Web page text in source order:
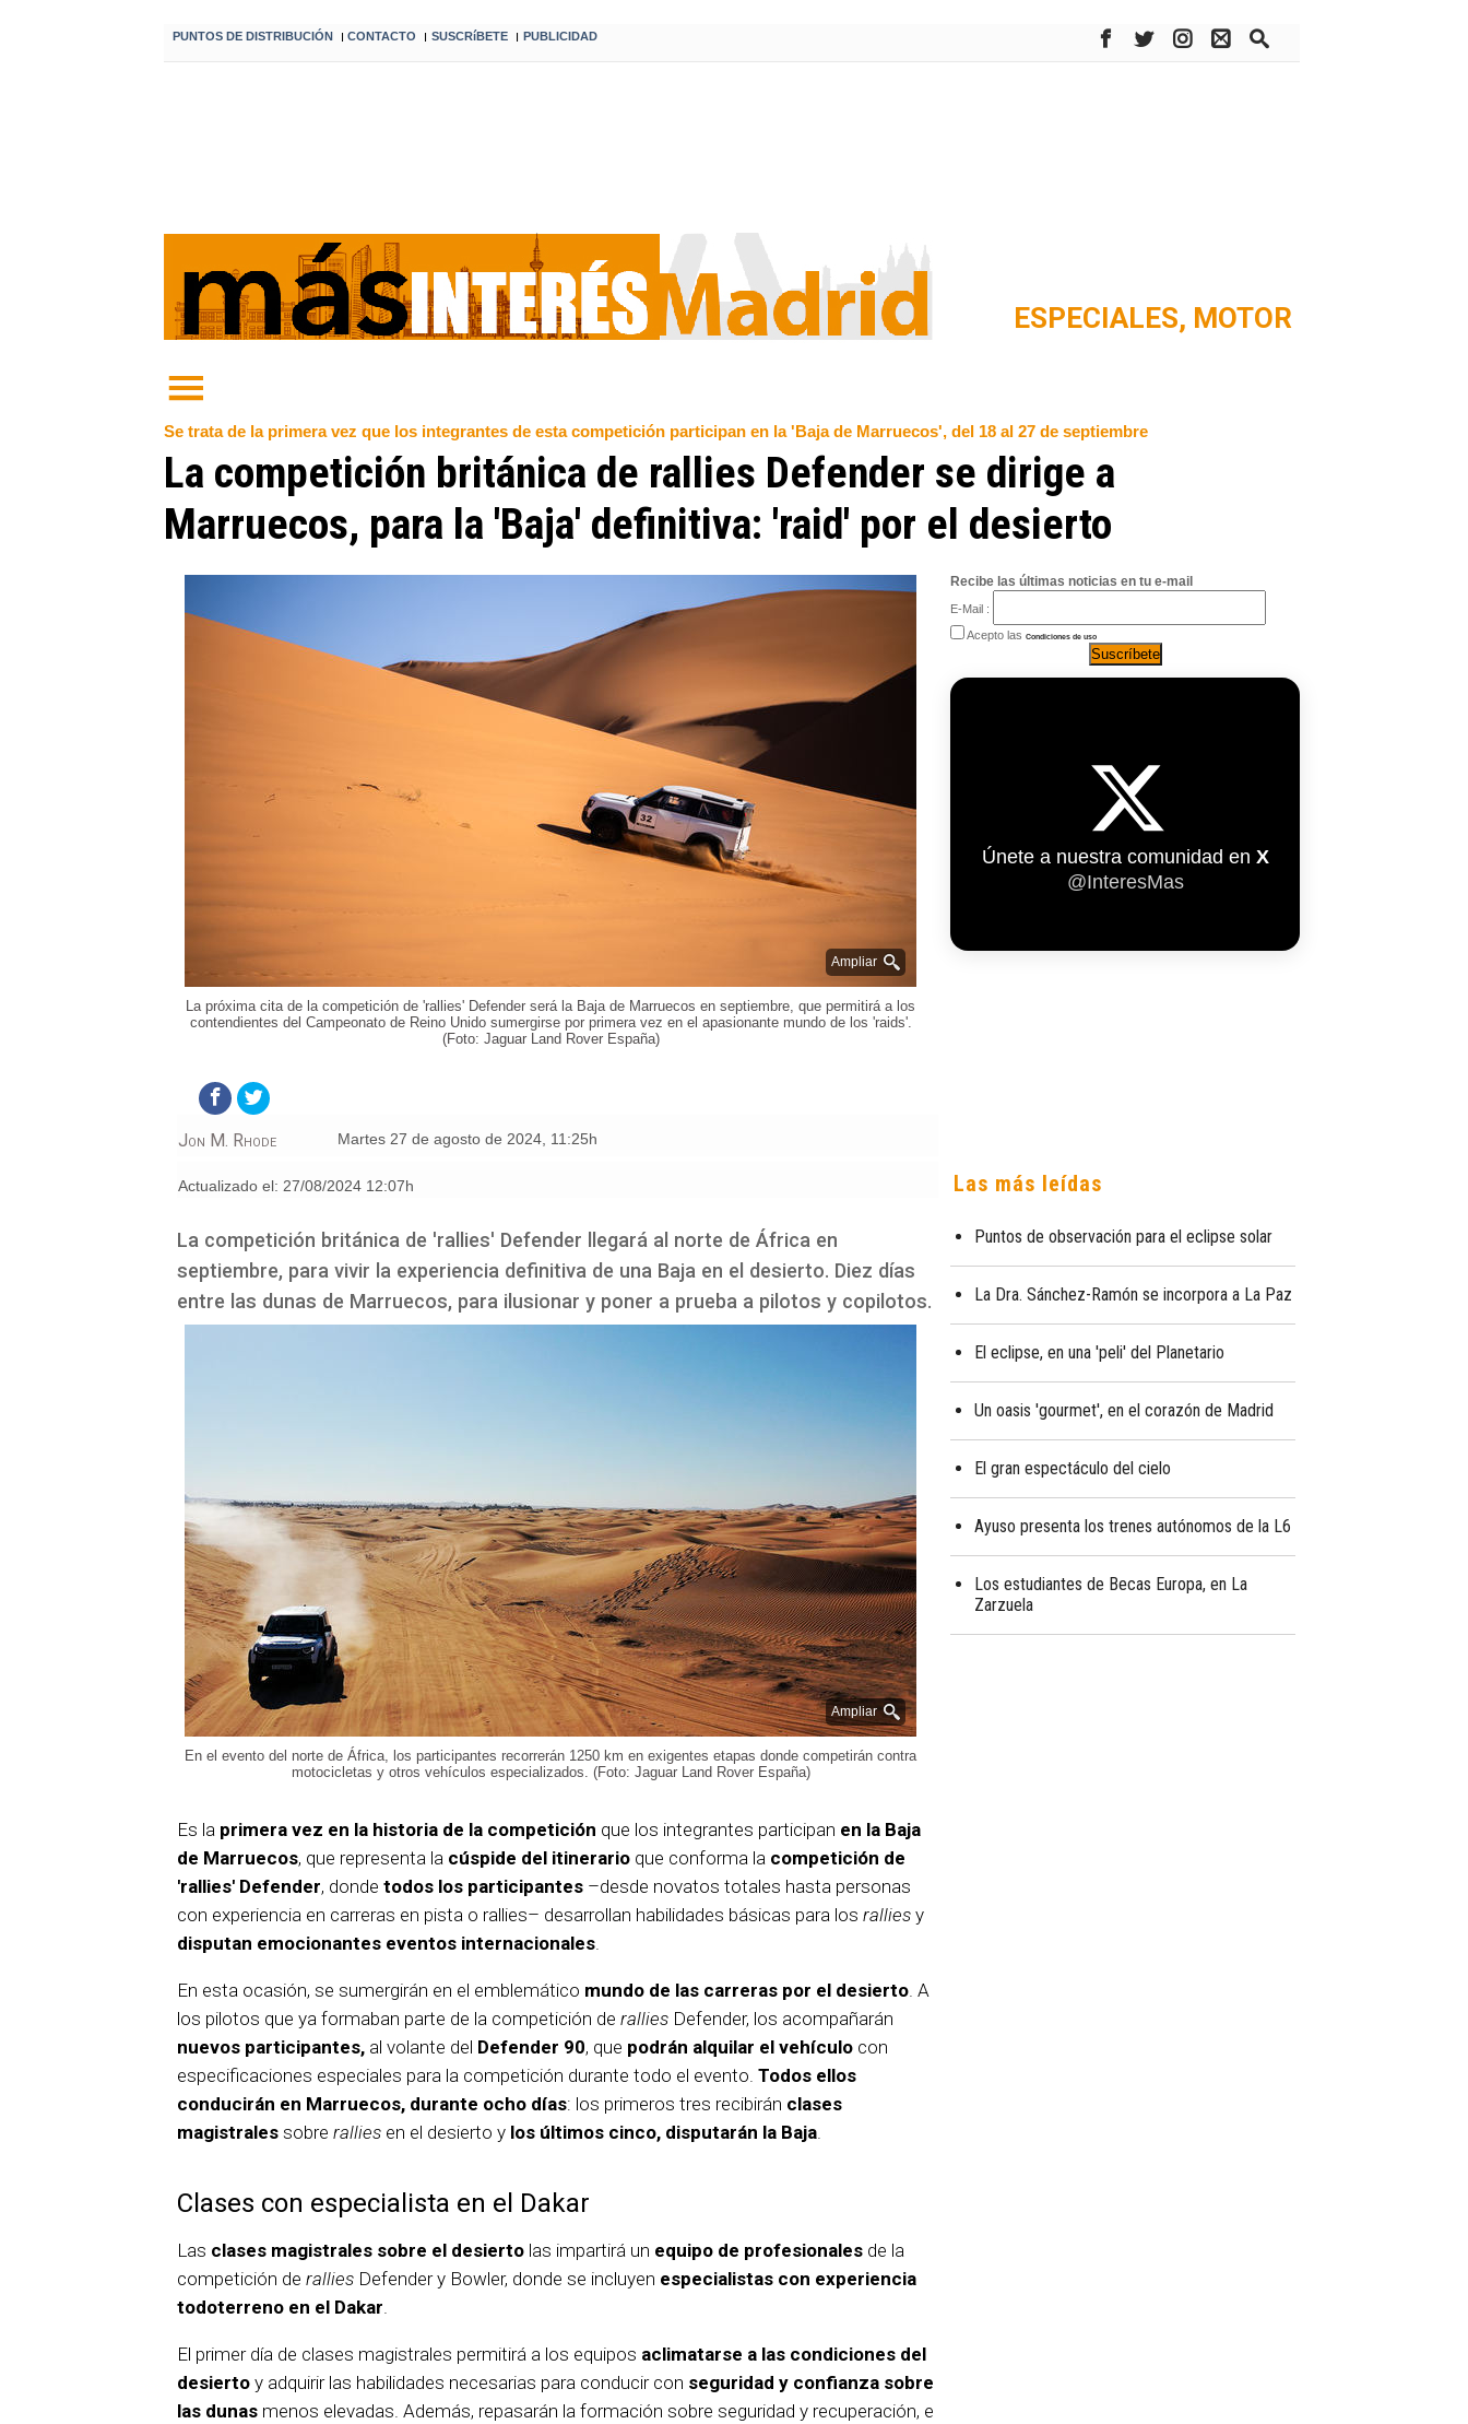
PUNTOS DE DISTRIBUCIÓN I CONTACTO I SUSCRíBETE I PUBLICIDAD
ESPECIALES, MOTOR
Se trata de la primera vez que los integrantes de esta competición participan en la 'Baja de Marruecos', del 18 al 27 de septiembre
La competición británica de rallies Defender se dirige a
Marruecos, para la 'Baja' definitiva: 'raid' por el desierto
Ampliar
La próxima cita de la competición de 'rallies' Defender será la Baja de Marruecos en septiembre, que permitirá a los
contendientes del Campeonato de Reino Unido sumergirse por primera vez en el apasionante mundo de los 'raids'.
(Foto: Jaguar Land Rover España)
martes 27 de agosto de 2024, 11:25h
Jon M. Rhode
Actualizado el: 27/08/2024 12:07h
La competición británica de 'rallies' Defender llegará al norte de África en
septiembre, para vivir la experiencia definitiva de una Baja en el desierto. Diez días
entre las dunas de Marruecos, para ilusionar y poner a prueba a pilotos y copilotos.
Ampliar
En el evento del norte de África, los participantes recorrerán 1250 km en exigentes etapas donde competirán contra
motocicletas y otros vehículos especializados. (Foto: Jaguar Land Rover España)
Es la primera vez en la historia de la competición que los integrantes participan en la Baja
de Marruecos, que representa la cúspide del itinerario que conforma la competición de
'rallies' Defender, donde todos los participantes –desde novatos totales hasta personas
con experiencia en carreras en pista o rallies– desarrollan habilidades básicas para los rallies y
disputan emocionantes eventos internacionales.
En esta ocasión, se sumergirán en el emblemático mundo de las carreras por el desierto. A
los pilotos que ya formaban parte de la competición de rallies Defender, los acompañarán
nuevos participantes, al volante del Defender 90, que podrán alquilar el vehículo con
especificaciones especiales para la competición durante todo el evento. Todos ellos
conducirán en Marruecos, durante ocho días: los primeros tres recibirán clases
magistrales sobre rallies en el desierto y los últimos cinco, disputarán la Baja.
Clases con especialista en el Dakar
Las clases magistrales sobre el desierto las impartirá un equipo de profesionales de la
competición de rallies Defender y Bowler, donde se incluyen especialistas con experiencia
todoterreno en el Dakar.
El primer día de clases magistrales permitirá a los equipos aclimatarse a las condiciones del
desierto y adquirir las habilidades necesarias para conducir con seguridad y confianza sobre
las dunas menos elevadas. Además, repasarán la formación sobre seguridad y recuperación, e
Recibe las últimas noticias en tu e-mail
E-Mail :
Acepto las Condiciones de uso
Únete a nuestra comunidad en X
@InteresMas
Las más leídas
Puntos de observación para el eclipse solar
La Dra. Sánchez-Ramón se incorpora a La Paz
El eclipse, en una 'peli' del Planetario
Un oasis 'gourmet', en el corazón de Madrid
El gran espectáculo del cielo
Ayuso presenta los trenes autónomos de la L6
Los estudiantes de Becas Europa, en La
Zarzuela